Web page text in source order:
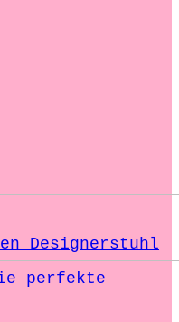
Designerstuhl